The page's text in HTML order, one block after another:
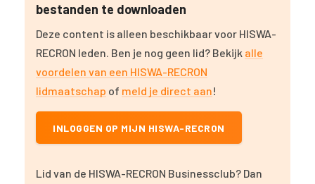
bestanden te downloaden
Deze content is alleen beschikbaar voor HISWA-
RECRON leden. Ben je nog geen lid? Bekijk alle
voordelen van een HISWA-RECRON
lidmaatschap of meld je direct aan!
INLOGGEN OP MIJN HISWA-RECRON
Lid van de HISWA-RECRON Businessclub? Dan